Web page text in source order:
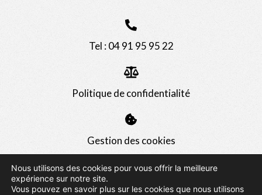
Tel : 04 91 95 95 22
Politique de confidentialité
Gestion des cookies
Nous utilisons des cookies pour vous offrir la meilleure
expérience sur notre site.
Vous pouvez en savoir plus sur les cookies que nous utilisons